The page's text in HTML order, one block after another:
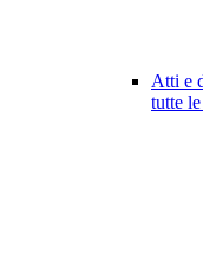
Atti e
tutte